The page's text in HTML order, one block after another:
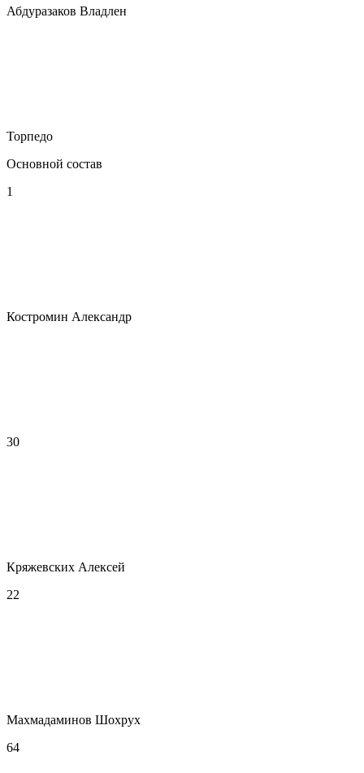
Абдуразаков Владлен
Торпедо
Основной состав
1
Костромин Александр
30
Кряжевских Алексей
22
Махмадаминов Шохрух
64